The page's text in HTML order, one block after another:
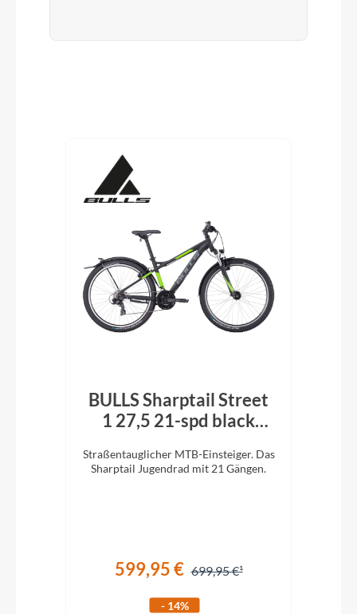
BULLS Sharptail Street
1 27,5 21-spd black
Straßentauglicher MTB-Einsteiger. Das
Sharptail Jugendrad mit 21 Gängen.
599,95 € 699,95 €
- 14%